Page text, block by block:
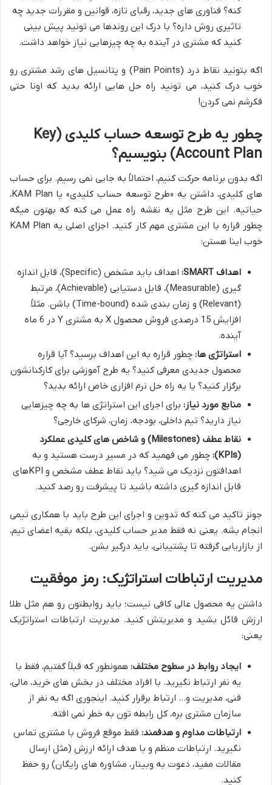
کنه؟ فناوری های جدید، رقبای تازه، قوانین و مقررات جدید چه
تاثیری روش داره؟ با درک این روندها می تونید پیش بینی
کنید که مشتری در آینده به چه چیزهایی نیاز خواهد داشت.
اگه بتونید نقاط درد (Pain Points) و پتانسیل های رشد مشتری رو
خوب درک کنید، می تونید راه حل هایی ارائه بدید که اونا حتی
فکرشم نمی کردن!
چطور یه طرح توسعه حساب کلیدی (Key
Account Plan) بنویسیم؟
اگه بدون برنامه حرکت کنیم، احتمالاً به جایی نمی رسیم. برای حساب
های کلیدی، داشتن یه «طرح توسعه حساب کلیدی» یا KAM Plan،
حیاتیه. این طرح مثل یه نقشه راه عمل می کنه که بهتون میگه
چطور قراره با این مشتری مهم کار کنید. اجزای اصلی یه KAM Plan
خوب اینا هستن:
اهداف SMART:
اهداف باید مشخص (Specific)، قابل اندازه
گیری (Measurable)، قابل دستیابی (Achievable)، مرتبط
(Relevant) و زمان بندی شده (Time-bound) باشن. مثلاً
افزایش 15 درصدی فروش محصول X به مشتری Y در 6 ماه
آینده.
استراتژی ها: چطور قراره به این اهداف برسید؟ آیا قراره
محصول جدیدی معرفی کنید؟ یه طرح آموزشی برای کارکنانشون
برگزار کنید؟ یا یه راه حل نرم افزاری خاص ارائه بدید؟
منابع مورد نیاز: برای اجرای این استراتژی ها به چه چیزهایی
نیاز دارید؟ تیم داخلی، بودجه، زمان، شرکای خارجی؟
نقاط عطف (Milestones) و شاخص های کلیدی عملکرد
(KPIs):
چطور می فهمید که در مسیر درست هستید و به
اهدافتون نزدیک می شید؟ باید نقاط عطف مشخص و KPIهای
قابل اندازه گیری داشته باشید تا پیشرفت رو رصد کنید.
جونز تاکید می کنه که تدوین و اجرای این طرح باید با همکاری تیمی
انجام بشه. یعنی نه فقط مدیر حساب کلیدی، بلکه بقیه اعضای تیم،
از بازاریابی گرفته تا پشتیبانی، باید درگیر بشن.
مدیریت ارتباطات استراتژیک: رمز موفقیت
داشتن یه محصول عالی کافی نیست؛ باید روابطتون رو هم مثل طلا
ارزش قائل بشید و مدیریتش کنید. مدیریت ارتباطات استراتژیک
یعنی:
ایجاد روابط در سطوح مختلف: همونطور که قبلاً گفتیم، فقط با
یه نفر ارتباط نگیرید. با افراد مختلف در بخش های خرید، مالی،
فنی، مدیریت و… ارتباط برقرار کنید. اینجوری اگه یه نفر از
سازمان مشتری بره، کل رابطه تون به خطر نمی افته.
ارتباطات مداوم و هدفمند: فقط موقع فروش با مشتری تماس
نگیرید. ارتباطات منظم و با هدف ارائه ارزش (مثل ارسال
مقالات مفید، دعوت به وبینار، مشاوره های رایگان) رو حفظ
کنید.